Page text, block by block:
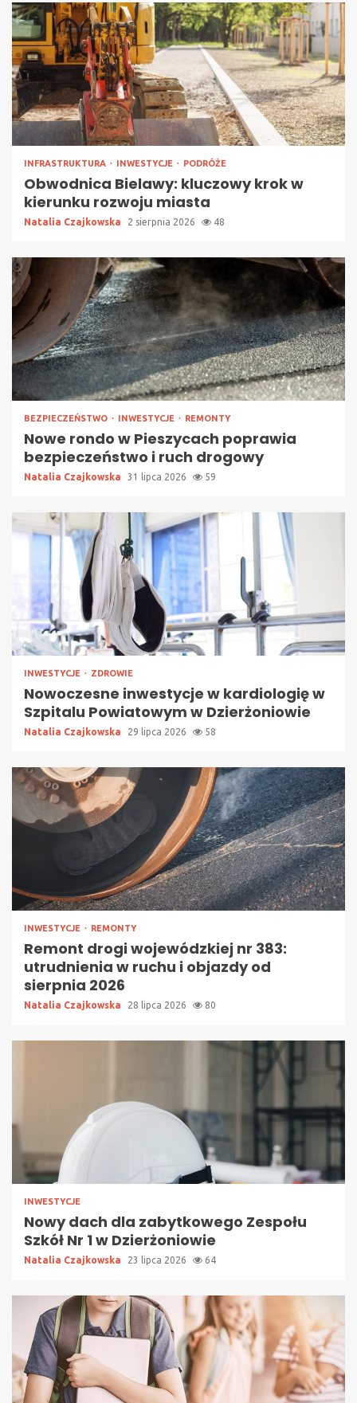
INFRASTRUKTURA INWESTYCJE PODRÓŻE
Obwodnica Bielawy: kluczowy krok w
kierunku rozwoju miasta
Natalia Czajkowska 2 sierpnia 2026 48
BEZPIECZEŃSTWO INWESTYCJE REMONTY
Nowe rondo w Pieszycach poprawia
bezpieczeństwo i ruch drogowy
Natalia Czajkowska 31 lipca 2026 59
INWESTYCJE ZDROWIE
Nowoczesne inwestycje w kardiologię w
Szpitalu Powiatowym w Dzierżoniowie
Natalia Czajkowska 29 lipca 2026 58
INWESTYCJE REMONTY
Remont drogi wojewódzkiej nr 383:
utrudnienia w ruchu i objazdy od
sierpnia 2026
Natalia Czajkowska 28 lipca 2026 80
INWESTYCJE
Nowy dach dla zabytkowego Zespołu
Szkół Nr 1 w Dzierżoniowie
Natalia Czajkowska 23 lipca 2026 64